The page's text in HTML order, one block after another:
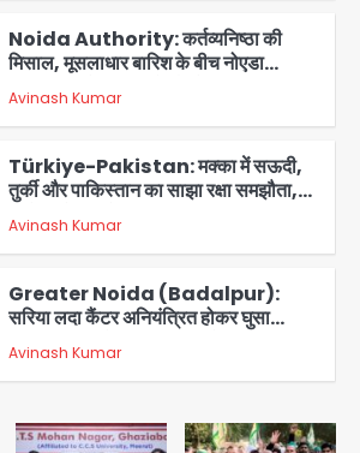
Noida Authority: कर्तव्यनिष्ठा की
मिसाल, मूसलाधार बारिश के बीच नोएडा
प्राधिकरण ने संभाला मोर्चा, सेक्टर 105
आरडब्ल्यूए ने जताया आभार
Avinash Kumar
Türkiye-Pakistan: मक्का में सऊदी,
तुर्की और पाकिस्तान का साझा रक्षा समझौता,
जानें इसके मायने
Avinash Kumar
Greater Noida (Badalpur):
सरिया लदा कैंटर अनियंत्रित होकर घुसा
किराना दुकान में , ड्राइवर की मौत
Avinash Kumar
Sajid Rashidi’s controversial:
शिवभक्त नहीं, आतंकवादी हैं’, मौलाना का